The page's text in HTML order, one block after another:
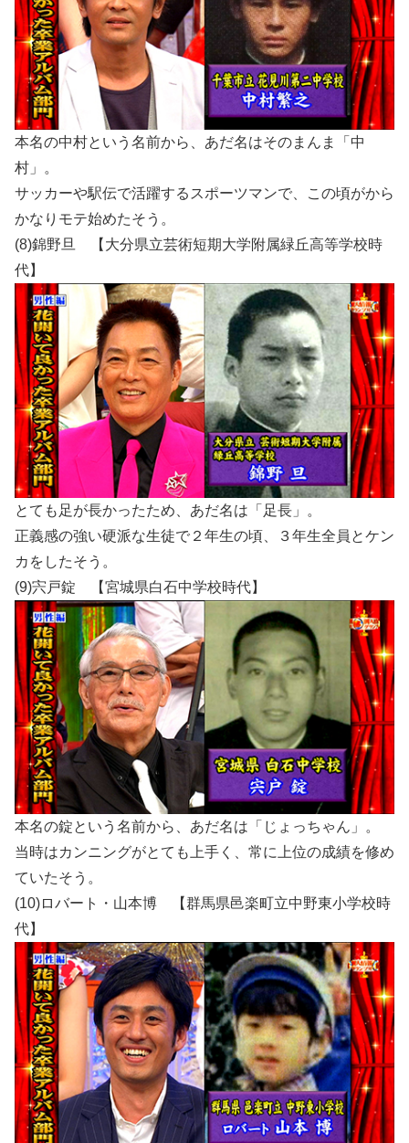
本名の中村という名前から、あだ名はそのまんま「中
村」。
サッカーや駅伝で活躍するスポーツマンで、この頃がから
かなりモテ始めたそう。
(8)錦野旦 【大分県立芸術短期大学附属緑丘高等学校時
代】
とても足が長かったため、あだ名は「足長」。
正義感の強い硬派な生徒で２年生の頃、３年生全員とケン
カをしたそう。
(9)宍戸錠 【宮城県白石中学校時代】
本名の錠という名前から、あだ名は「じょっちゃん」。
当時はカンニングがとても上手く、常に上位の成績を修め
ていたそう。
(10)ロバート・山本博 【群馬県邑楽町立中野東小学校時
代】